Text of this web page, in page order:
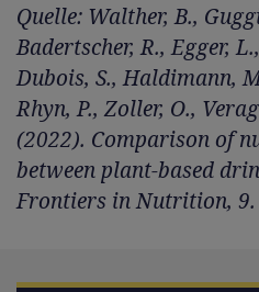
Quelle: Walther, B.,
Badertscher, R., Egger,
Dubois, S., Haldimann,
Rhyn, P., Zoller, O.,
(2022). Comparison of
between plant-based
Frontiers in Nutrition, 9.